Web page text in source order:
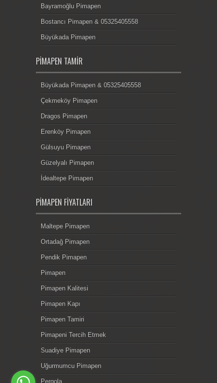
Bayramoğlu Pimapen
Bostancı Pimapen & 05325405558
Büyükada Pimapen
PIMAPEN TAMIR
Büyükada Pimapen & 05325405558
Çekmeköy Pimapen
Dragos Pimapen
Erenköy Pimapen
Gülsuyu Pimapen
Güzelyalı Pimapen
İdealtepe Pimapen
PIMAPEN FIYATLARI
Maltepe Pimapen
Ortadağ Pimapen
Pendik Pimapen
Pimapen
Pimapen Kalitesi
Pimapen Kapı
Pimapen Tamiri
Pimapeni Tercih Etmek
Suadiye Pimapen
Uğurmumcu Pimapen
Pergola